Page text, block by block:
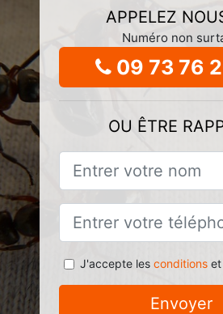
APPELEZ
Numéro non
09 73 76
OU ÊTRE
J'accepte les conditionset
Envoyer